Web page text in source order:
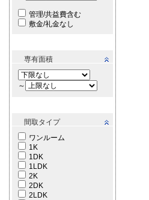
管理/共益費含む
敷金/礼金なし
専有面積
～
間取タイプ
ワンルーム
1K
1DK
1LDK
2K
2DK
2LDK